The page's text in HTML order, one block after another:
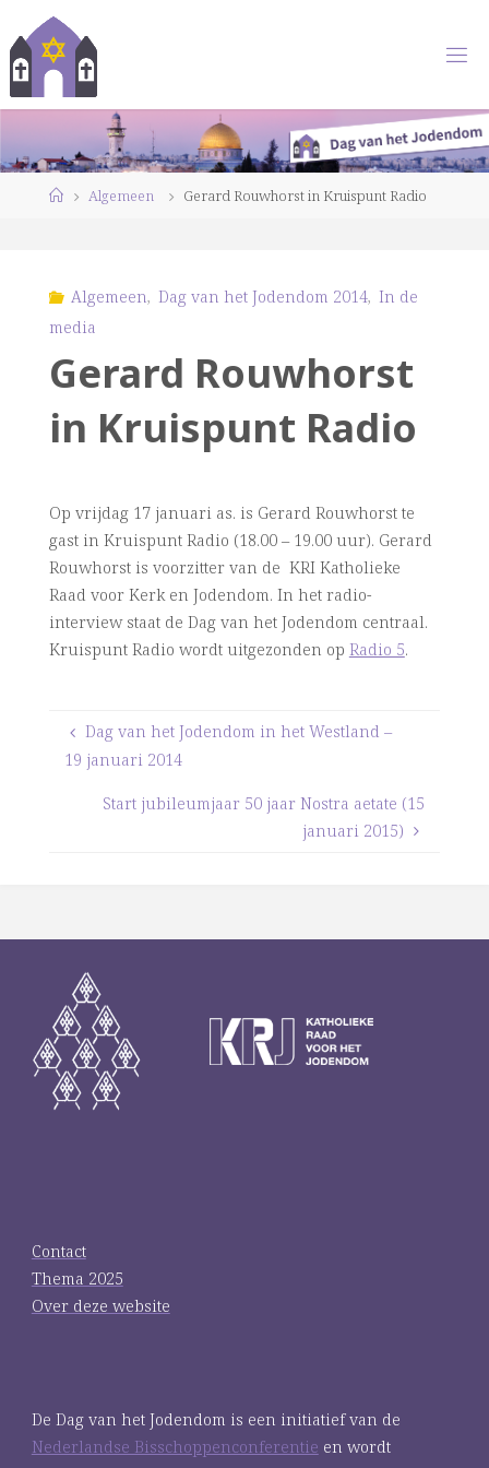
naar
de
inhoud
HomeAlgemeen Gerard Rouwhorst in Kruispunt Radio
Algemeen, Dag van het Jodendom 2014, In de
media
Gerard Rouwhorst
in Kruispunt Radio
Op vrijdag 17 januari as. is Gerard Rouwhorst te
gast in Kruispunt Radio (18.00 – 19.00 uur). Gerard
Rouwhorst is voorzitter van de KRI Katholieke
Raad voor Kerk en Jodendom. In het radio-
interview staat de Dag van het Jodendom centraal.
Kruispunt Radio wordt uitgezonden op Radio 5.
Dag van het Jodendom in het Westland –
19 januari 2014
Start jubileumjaar 50 jaar Nostra aetate (15
januari 2015)
Contact
Thema 2025
Over deze website
De Dag van het Jodendom is een initiatief van de
Nederlandse Bisschoppenconferentie en wordt